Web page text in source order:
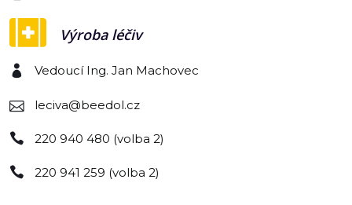
Výroba léčiv
Vedoucí Ing. Jan Machovec
leciva@beedol.cz
220 940 480 (volba 2)
220 941 259 (volba 2)